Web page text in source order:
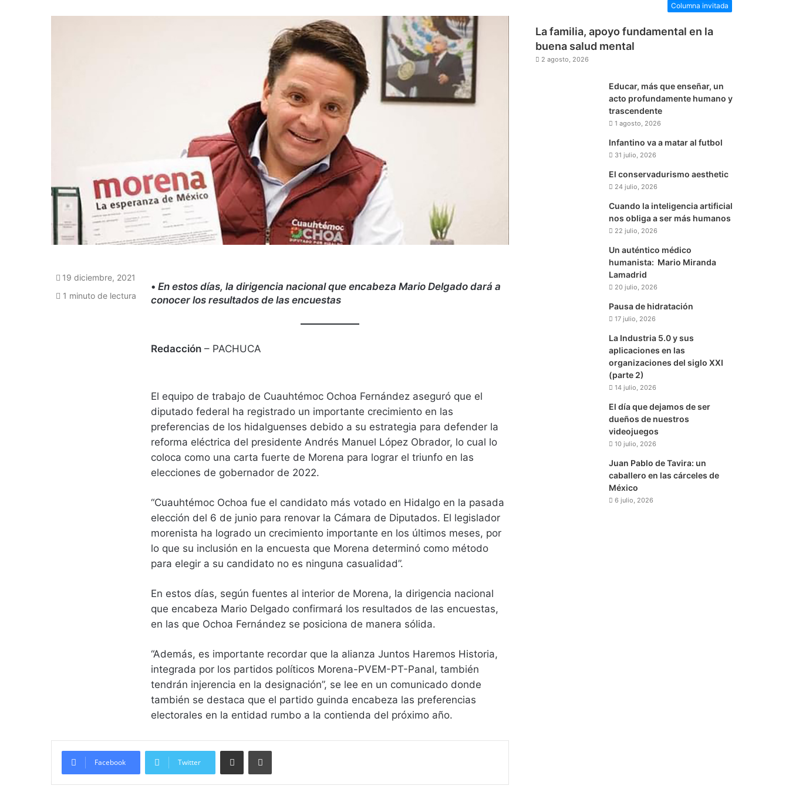
• En estos días, la dirigencia nacional que encabeza Mario Delgado dará a
conocer los resultados de las encuestas
Redacción – PACHUCA
El equipo de trabajo de Cuauhtémoc Ochoa Fernández aseguró que el
diputado federal ha registrado un importante crecimiento en las
preferencias de los hidalguenses debido a su estrategia para defender la
reforma eléctrica del presidente Andrés Manuel López Obrador, lo cual lo
coloca como una carta fuerte de Morena para lograr el triunfo en las
elecciones de gobernador de 2022.
“Cuauhtémoc Ochoa fue el candidato más votado en Hidalgo en la pasada
elección del 6 de junio para renovar la Cámara de Diputados. El legislador
morenista ha logrado un crecimiento importante en los últimos meses, por
lo que su inclusión en la encuesta que Morena determinó como método
para elegir a su candidato no es ninguna casualidad”.
En estos días, según fuentes al interior de Morena, la dirigencia nacional
que encabeza Mario Delgado confirmará los resultados de las encuestas,
en las que Ochoa Fernández se posiciona de manera sólida.
“Además, es importante recordar que la alianza Juntos Haremos Historia,
integrada por los partidos políticos Morena-PVEM-PT-Panal, también
tendrán injerencia en la designación”, se lee en un comunicado donde
también se destaca que el partido guinda encabeza las preferencias
electorales en la entidad rumbo a la contienda del próximo año.
19 diciembre, 2021
1 minuto de lectura
Facebook Twitter
Compartir vía email Imprimir
Columna invitada
La familia, apoyo fundamental en la
buena salud mental
2 agosto, 2026
Educar, más que enseñar, un
acto profundamente humano y
trascendente
1 agosto, 2026
Infantino va a matar al futbol
31 julio, 2026
El conservadurismo aesthetic
24 julio, 2026
Cuando la inteligencia artificial
nos obliga a ser más humanos
22 julio, 2026
Un auténtico médico
humanista: Mario Miranda
Lamadrid
20 julio, 2026
Pausa de hidratación
17 julio, 2026
La Industria 5.0 y sus
aplicaciones en las
organizaciones del siglo XXI
(parte 2)
14 julio, 2026
El día que dejamos de ser
dueños de nuestros
videojuegos
10 julio, 2026
Juan Pablo de Tavira: un
caballero en las cárceles de
México
6 julio, 2026